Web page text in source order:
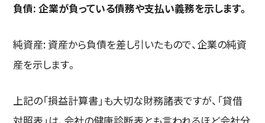
負債: 企業が負っている債務や支払い義務を示します。
純資産: 資産から負債を差し引いたもので、企業の純資
産を示します。
上記の「損益計算書」も大切な財務諸表ですが、「貸借